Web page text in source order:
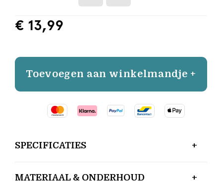
€ 13,99
Toevoegen aan winkelmandje +
SPECIFICATIES
MATERIAAL & ONDERHOUD